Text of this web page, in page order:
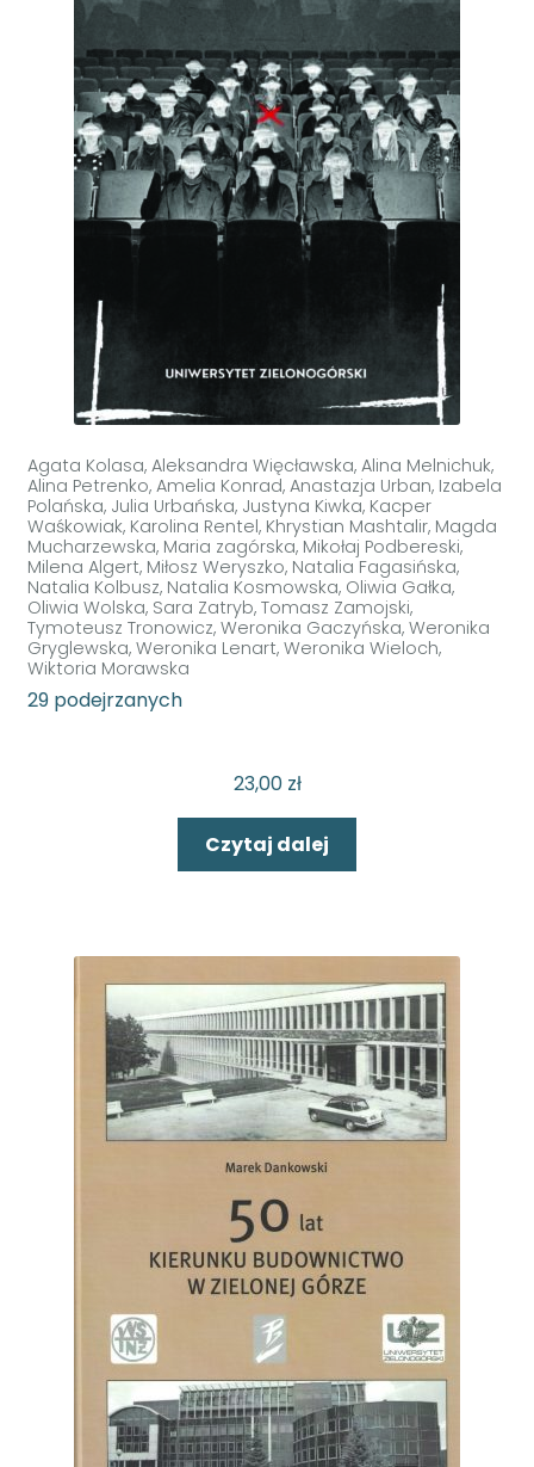
Agata Kolasa, Aleksandra Więcławska, Alina Melnichuk,
Alina Petrenko, Amelia Konrad, Anastazja Urban, Izabela
Polańska, Julia Urbańska, Justyna Kiwka, Kacper
Waśkowiak, Karolina Rentel, Khrystian Mashtalir, Magda
Mucharzewska, Maria zagórska, Mikołaj Podbereski,
Milena Algert, Miłosz Weryszko, Natalia Fagasińska,
Natalia Kolbusz, Natalia Kosmowska, Oliwia Gałka,
Oliwia Wolska, Sara Zatryb, Tomasz Zamojski,
Tymoteusz Tronowicz, Weronika Gaczyńska, Weronika
Gryglewska, Weronika Lenart, Weronika Wieloch,
Wiktoria Morawska
29 podejrzanych
23,00 zł
Czytaj dalej